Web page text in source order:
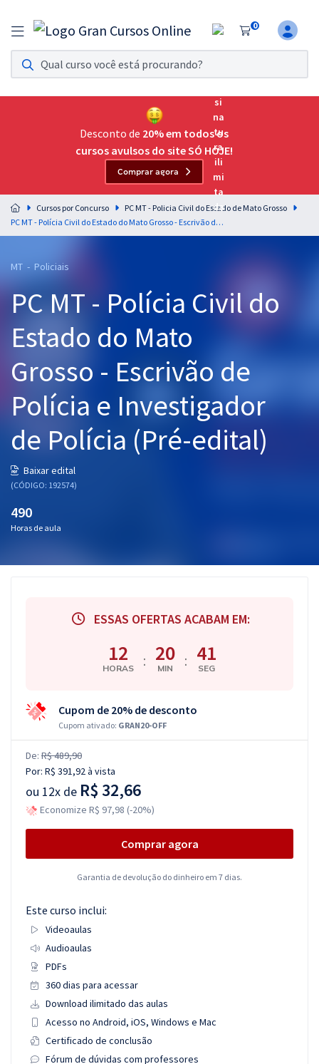
0
Assinatura Ilimitada 11
Acesso a todos os cursos. Teste grátis por 7 dias!
Assinatura OAB Até Passar
Acesso ilimitado a toda preparação para o Exame da
Residências Multiprofissionais
Preparação completa e intensiva para as principais
residências em saúde do Brasil
Cursos 20% OFF
Pós
Graduação
OAB
Mentorias
Questões grátis
Blog
Desconto de 20% em todos os
cursos avulsos do site SÓ HOJE!
Comprar agora
Cursos por Concurso
PC MT - Policia Civil do Estado de Mato Grosso
PC MT - Polícia Civil do Estado do Mato Grosso - Escrivão de Polícia e Investigador de Polícia (Pré-edital)
MT - Policiais
PC MT - Polícia Civil do
Estado do Mato
Grosso - Escrivão de
Polícia e Investigador
de Polícia (Pré-edital)
Baixar edital
(CÓDIGO: 192574)
490
Horas de aula
ESSAS OFERTAS ACABAM EM:
12
HORAS : 20
MIN : 40
SEG
Cupom de 20% de desconto
Cupom ativado: GRAN20-OFF
De: R$ 489,90
Por: R$ 391,92à vista
ou 12x de R$ 32,66
Economize R$ 97,98 (-20%)
Comprar agora
Garantia de devolução do dinheiro em 7 dias.
Este curso inclui:
Videoaulas
Audioaulas
PDFs
360 dias para acessar
Download ilimitado das aulas
Acesso no Android, iOS, Windows e Mac
Certificado de conclusão
Fórum de dúvidas com professores